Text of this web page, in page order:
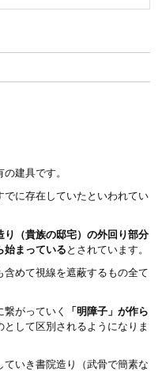
建具です。
に存在していたといわれてい
り（貴族の邸宅）の外回り部分
始まっている とされています。
めて視線を遮蔽するもの全て
繋がっていく
「明障子」が作ら
して区別されるようになりま
いき書院造り（武骨で簡素な